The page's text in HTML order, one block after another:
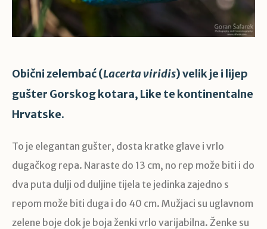
Obični zelembać (Lacerta viridis) velik je i lijep
gušter Gorskog kotara, Like te kontinentalne
Hrvatske.
To je elegantan gušter, dosta kratke glave i vrlo
dugačkog repa. Naraste do 13 cm, no rep može biti i do
dva puta dulji od duljine tijela te jedinka zajedno s
repom može biti duga i do 40 cm. Mužjaci su uglavnom
zelene boje dok je boja ženki vrlo varijabilna. Ženke su